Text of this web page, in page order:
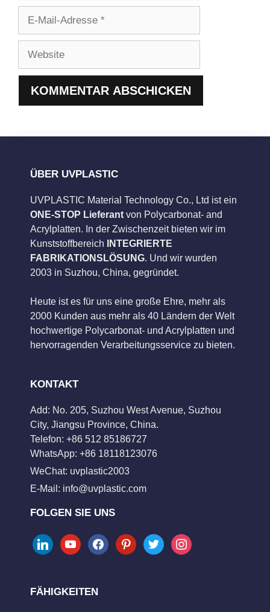
Adresse
ÜBER UVPLASTIC
UVPLASTIC Material Technology Co., Ltd ist ein
ONE-STOP Lieferant von Polycarbonat- and
Acrylplatten. In der Zwischenzeit bieten wir im
Kunststoffbereich
INTEGRIERTE
FABRIKATIONSLÖSUNG. Und wir wurden
2003 in Suzhou, China, gegründet.
Heute ist es für uns eine große Ehre, mehr als
2000 Kunden aus mehr als 40 Ländern der Welt
hochwertige Polycarbonat- und Acrylplatten und
hervorragenden Verarbeitungsservice zu bieten.
KONTAKT
Add: No. 205, Suzhou West Avenue, Suzhou
City, Jiangsu Province, China.
Telefon: +86 512 85186727
WhatsApp: +86 18118123076
WeChat: uvplastic2003
E-Mail: info@uvplastic.com
FOLGEN SIE UNS
linkedinyoutubefacebookpinteresttwitter instagram
FÄHIGKEITEN